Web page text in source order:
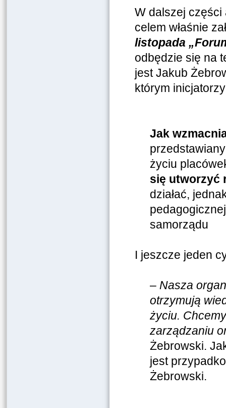
W dalszej części
celem właśnie
listopada
odbędzie się na
jest Jakub
którym
Jak
życiu
się utworzyć
działać,
samorządu
I jeszcze jeden
– Nasza
otrzymują
życiu.
zarządzaniu
Żebrowski.
jest
Żebrowski.